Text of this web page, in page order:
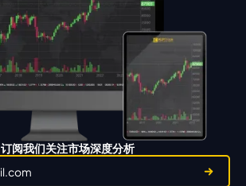
订阅我们关注市场深度分析